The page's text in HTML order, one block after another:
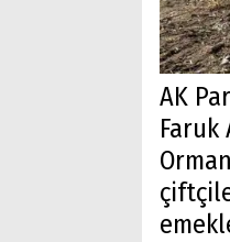
AK
Faruk